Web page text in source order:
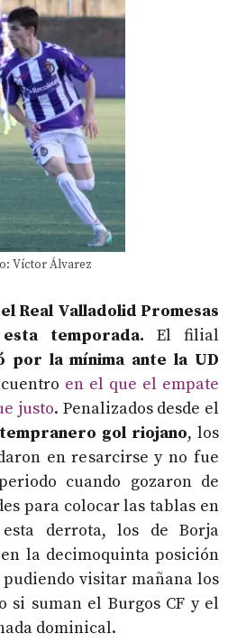
Víctor Álvarez
Real Valladolid Promesas
temporada. El filial
por la mínima ante la UD
en el que el empate
justo. Penalizados desde el
tempranero gol riojano, los
en resarcirse y no fue
cuando gozaron de
para colocar las tablas en
derrota, los de Borja
la decimoquinta posición
visitar mañana los
si suman el Burgos CF y el
dominical.